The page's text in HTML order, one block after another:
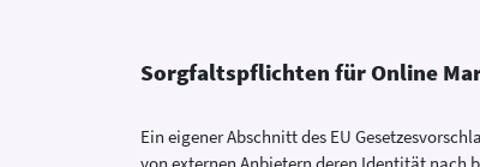
Sorgfaltspflichten für Online
Ein eigener Abschnitt des EU